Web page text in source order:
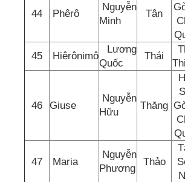
44 Phêrô
Nguyễn
Minh
Tân
45 Hiêrônimô
Lương
Quốc
Thái
46 Giuse
Nguyễn
Hữu
Thăng
47 Maria
Nguyễn
Phương
Thảo